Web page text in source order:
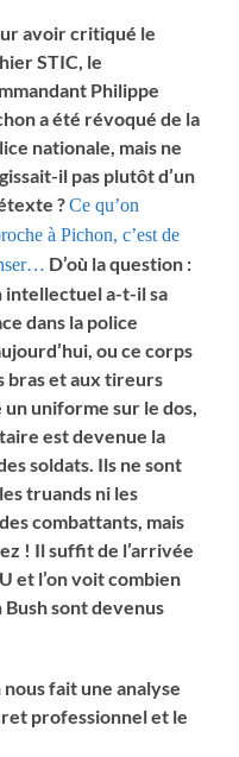
avoir critiqué le
STIC, le
Philippe
a été révoqué de la
nationale, mais ne
il pas plutôt d’un
?Ce qu’on
à Pichon, c’est de
D’où la question :
intellectuel a-t-il sa
dans la police
ou ce corps
bras et aux tireurs
un uniforme sur le dos,
est devenue la
soldats. Ils ne sont
truands ni les
combattants, mais
! Il suffit de l’arrivée
et l’on voit combien
sont devenus
fait une analyse
professionnel et le